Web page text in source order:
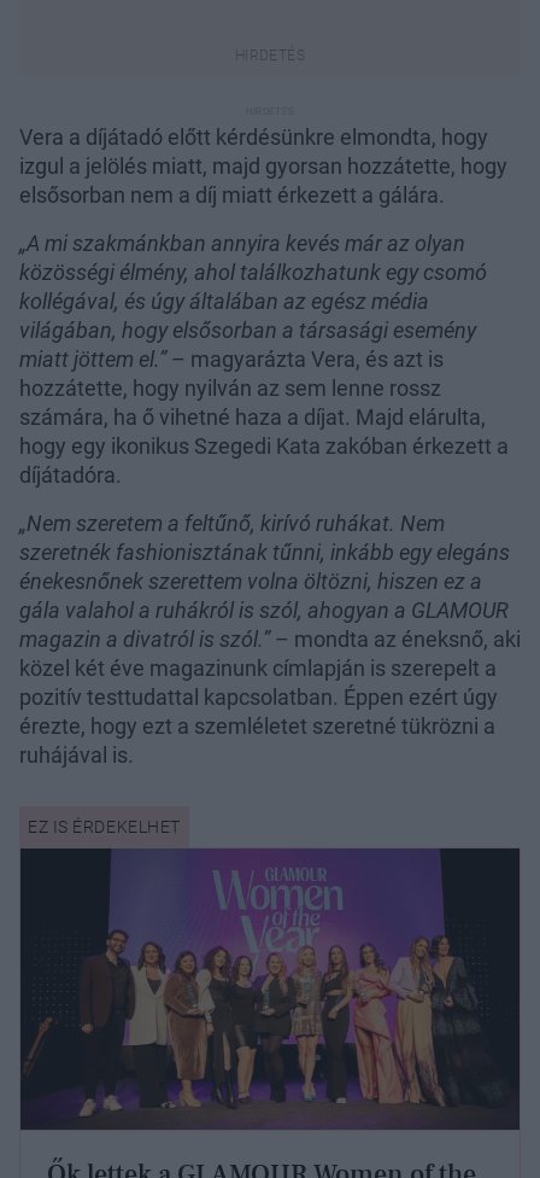
Vera a díjátadó előtt kérdésünkre elmondta, hogy
izgul a jelölés miatt, majd gyorsan hozzátette, hogy
elsősorban nem a díj miatt érkezett a gálára.
„A mi szakmánkban annyira kevés már az olyan
közösségi élmény, ahol találkozhatunk egy csomó
kollégával, és úgy általában az egész média
világában, hogy elsősorban a társasági esemény
miatt jöttem el.”– magyarázta Vera, és azt is
hozzátette, hogy nyilván az sem lenne rossz
számára, ha ő vihetné haza a díjat. Majd elárulta,
hogy egy ikonikus Szegedi Kata zakóban érkezett a
díjátadóra.
„Nem szeretem a feltűnő, kirívó ruhákat. Nem
szeretnék fashionisztának tűnni, inkább egy elegáns
énekesnőnek szerettem volna öltözni, hiszen ez a
gála valahol a ruhákról is szól, ahogyan a GLAMOUR
magazin a divatról is szól.”– mondta az éneksnő, aki
közel két éve magazinunk címlapján is szerepelt a
pozitív testtudattal kapcsolatban. Éppen ezért úgy
érezte, hogy ezt a szemléletet szeretné tükrözni a
ruhájával is.